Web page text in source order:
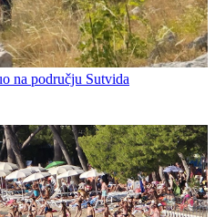
na području Sutvida